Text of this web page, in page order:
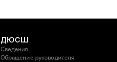
ДЮСШ
Сведения
Обращение руководителя